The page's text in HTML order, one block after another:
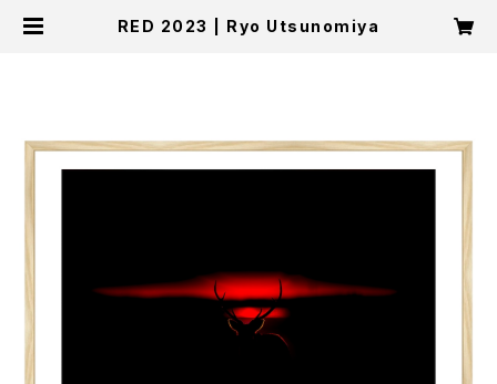
RED 2023 | Ryo Utsunomiya